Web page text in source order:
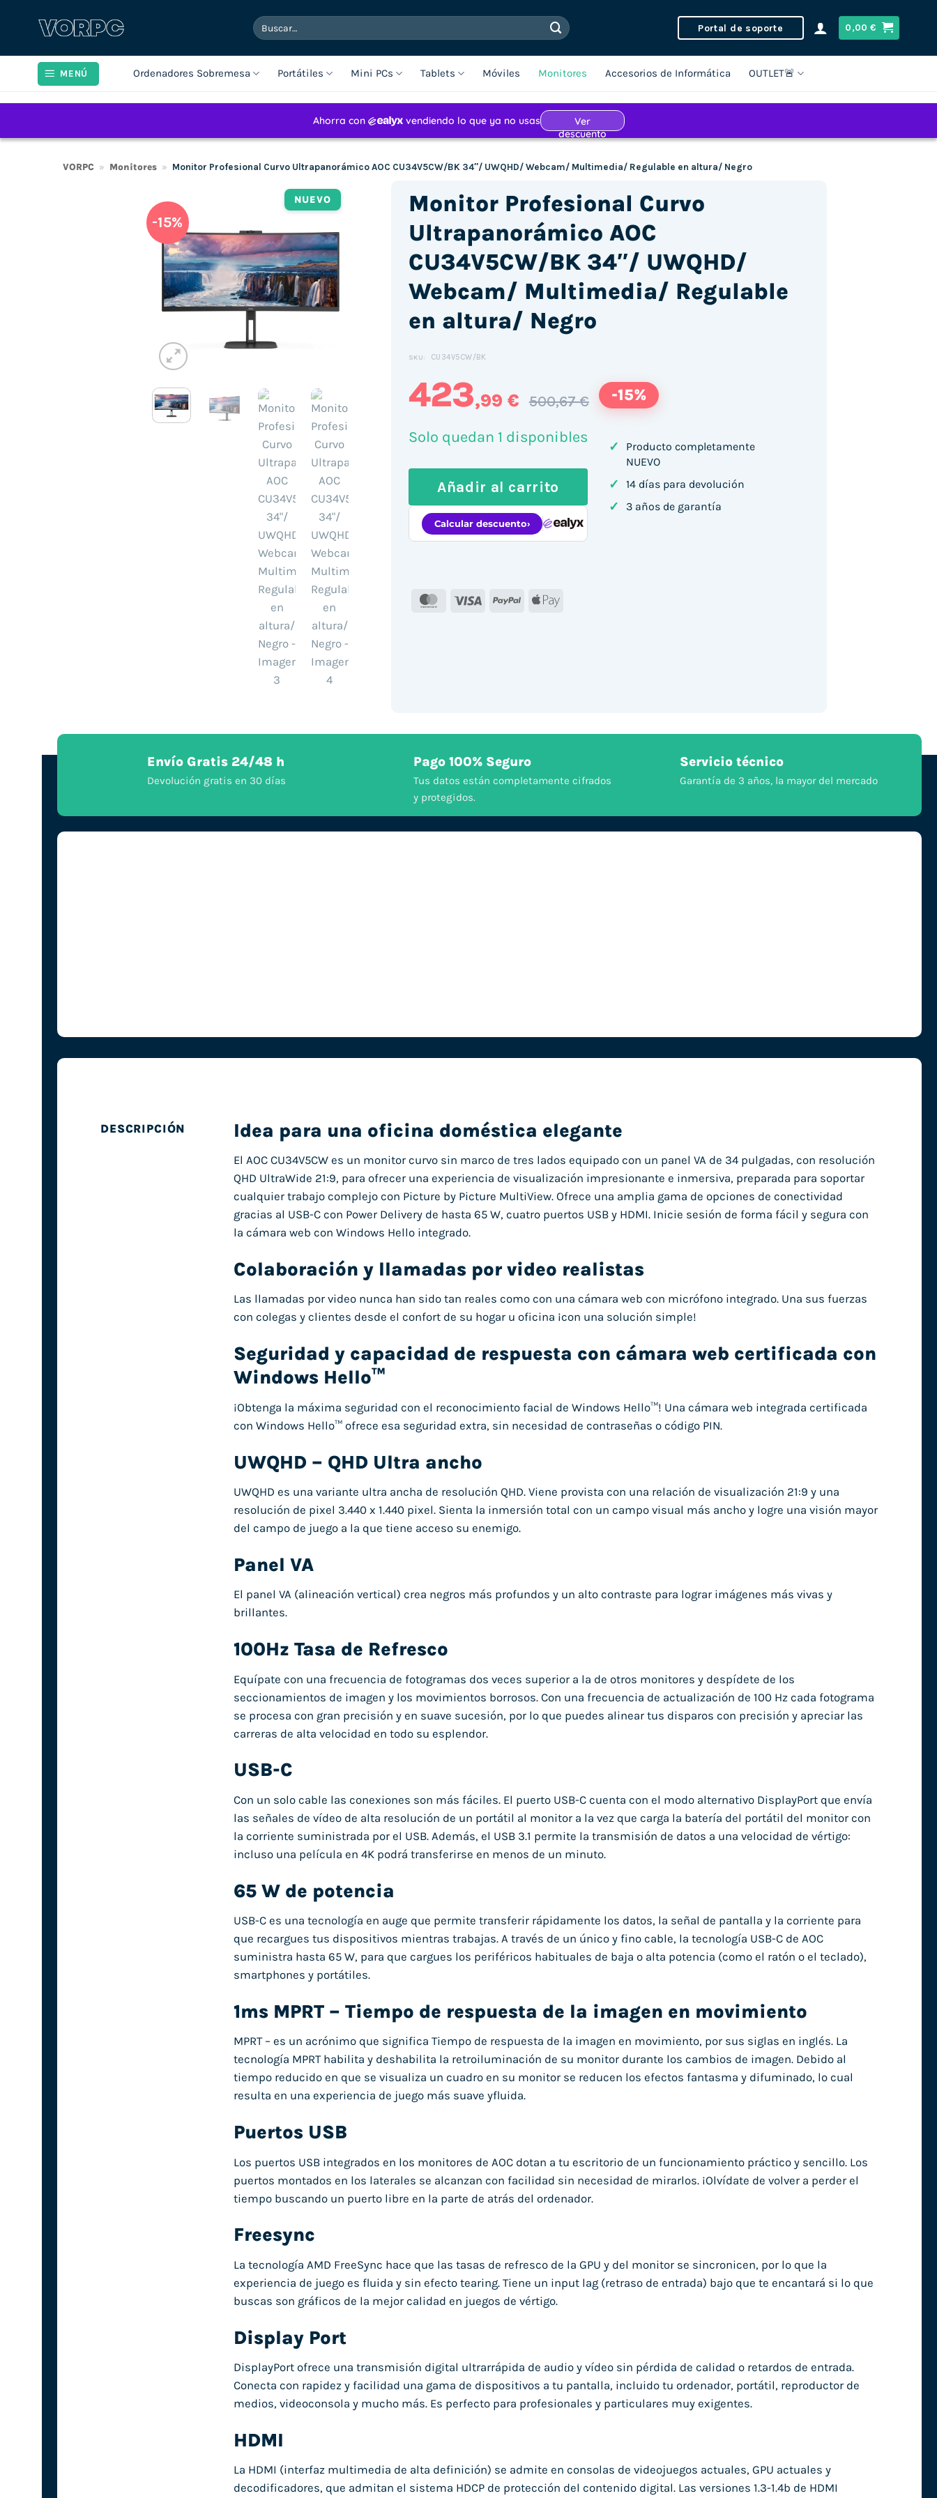
Buscar
por:
Portal de soporte 0,00€
MENÚ Ordenadores Sobremesa Portátiles Mini PCs Tablets Móviles Monitores Accesorios de Informática OUTLET🚨
VORPC » Monitores » Monitor Profesional Curvo Ultrapanorámico AOC CU34V5CW/BK 34″/ UWQHD/ Webcam/ Multimedia/ Regulable en altura/ Negro
NUEVO
-15%
Monitor Profesional Curvo
Ultrapanorámico AOC
CU34V5CW/BK 34″/ UWQHD/
Webcam/ Multimedia/ Regulable
en altura/ Negro
SKU: CU34V5CW/BK
423,99 € 500,67 € -15%
Solo quedan 1 disponibles
Añadir al carrito
MasterCard
Visa PayPal Apple
✓
Producto completamente
NUEVO
✓ 14 días para devolución
✓ 3 años de garantía
Envío Gratis 24/48 h
Devolución gratis en 30 días
Pago 100% Seguro
Tus datos están completamente cifrados
y protegidos.
Servicio técnico
Garantía de 3 años, la mayor del mercado
DESCRIPCIÓN Idea para una oficina doméstica elegante
El AOC CU34V5CW es un monitor curvo sin marco de tres lados equipado con un panel VA de 34 pulgadas, con resolución
QHD UltraWide 21:9, para ofrecer una experiencia de visualización impresionante e inmersiva, preparada para soportar
cualquier trabajo complejo con Picture by Picture MultiView. Ofrece una amplia gama de opciones de conectividad
gracias al USB-C con Power Delivery de hasta 65 W, cuatro puertos USB y HDMI. Inicie sesión de forma fácil y segura con
la cámara web con Windows Hello integrado.
Colaboración y llamadas por video realistas
Las llamadas por video nunca han sido tan reales como con una cámara web con micrófono integrado. Una sus fuerzas
con colegas y clientes desde el confort de su hogar u oficina ¡con una solución simple!
Seguridad y capacidad de respuesta con cámara web certificada con
Windows Hello™
¡Obtenga la máxima seguridad con el reconocimiento facial de Windows Hello™! Una cámara web integrada certificada
con Windows Hello™ ofrece esa seguridad extra, sin necesidad de contraseñas o código PIN.
UWQHD – QHD Ultra ancho
UWQHD es una variante ultra ancha de resolución QHD. Viene provista con una relación de visualización 21:9 y una
resolución de pixel 3.440 x 1.440 pixel. Sienta la inmersión total con un campo visual más ancho y logre una visión mayor
del campo de juego a la que tiene acceso su enemigo.
Panel VA
El panel VA (alineación vertical) crea negros más profundos y un alto contraste para lograr imágenes más vivas y
brillantes.
100Hz Tasa de Refresco
Equípate con una frecuencia de fotogramas dos veces superior a la de otros monitores y despídete de los
seccionamientos de imagen y los movimientos borrosos. Con una frecuencia de actualización de 100 Hz cada fotograma
se procesa con gran precisión y en suave sucesión, por lo que puedes alinear tus disparos con precisión y apreciar las
carreras de alta velocidad en todo su esplendor.
USB-C
Con un solo cable las conexiones son más fáciles. El puerto USB-C cuenta con el modo alternativo DisplayPort que envía
las señales de vídeo de alta resolución de un portátil al monitor a la vez que carga la batería del portátil del monitor con
la corriente suministrada por el USB. Además, el USB 3.1 permite la transmisión de datos a una velocidad de vértigo:
incluso una película en 4K podrá transferirse en menos de un minuto.
65 W de potencia
USB-C es una tecnología en auge que permite transferir rápidamente los datos, la señal de pantalla y la corriente para
que recargues tus dispositivos mientras trabajas. A través de un único y fino cable, la tecnología USB-C de AOC
suministra hasta 65 W, para que cargues los periféricos habituales de baja o alta potencia (como el ratón o el teclado),
smartphones y portátiles.
1ms MPRT – Tiempo de respuesta de la imagen en movimiento
MPRT – es un acrónimo que significa Tiempo de respuesta de la imagen en movimiento, por sus siglas en inglés. La
tecnología MPRT habilita y deshabilita la retroiluminación de su monitor durante los cambios de imagen. Debido al
tiempo reducido en que se visualiza un cuadro en su monitor se reducen los efectos fantasma y difuminado, lo cual
resulta en una experiencia de juego más suave yfluida.
Puertos USB
Los puertos USB integrados en los monitores de AOC dotan a tu escritorio de un funcionamiento práctico y sencillo. Los
puertos montados en los laterales se alcanzan con facilidad sin necesidad de mirarlos. ¡Olvídate de volver a perder el
tiempo buscando un puerto libre en la parte de atrás del ordenador.
Freesync
La tecnología AMD FreeSync hace que las tasas de refresco de la GPU y del monitor se sincronicen, por lo que la
experiencia de juego es fluida y sin efecto tearing. Tiene un input lag (retraso de entrada) bajo que te encantará si lo que
buscas son gráficos de la mejor calidad en juegos de vértigo.
Display Port
DisplayPort ofrece una transmisión digital ultrarrápida de audio y vídeo sin pérdida de calidad o retardos de entrada.
Conecta con rapidez y facilidad una gama de dispositivos a tu pantalla, incluido tu ordenador, portátil, reproductor de
medios, videoconsola y mucho más. Es perfecto para profesionales y particulares muy exigentes.
HDMI
La HDMI (interfaz multimedia de alta definición) se admite en consolas de videojuegos actuales, GPU actuales y
decodificadores, que admitan el sistema HDCP de protección del contenido digital. Las versiones 1.3-1.4b de HDMI